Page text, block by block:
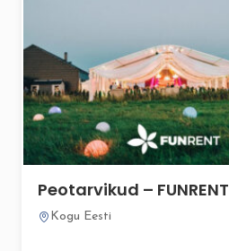
Peotarvikud – FUNRENT
Kogu Eesti